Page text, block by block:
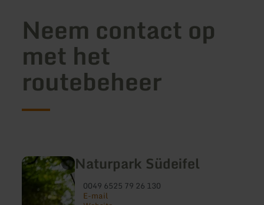
Neem contact op
met het
routebeheer
Naturpark Südeifel
0049 6525 79 26 130
E-mail